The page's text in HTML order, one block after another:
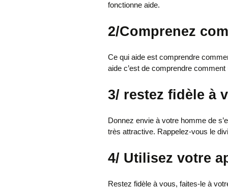
fonctionne aide.
2/Comprenez
Ce qui aide est comprendre
aide c’est de comprendre
3/ restez fidèle à
Donnez envie à votre homme de
très attractive. Rappelez-vous le
4/ Utilisez votre
Restez fidèle à vous, faites-le à